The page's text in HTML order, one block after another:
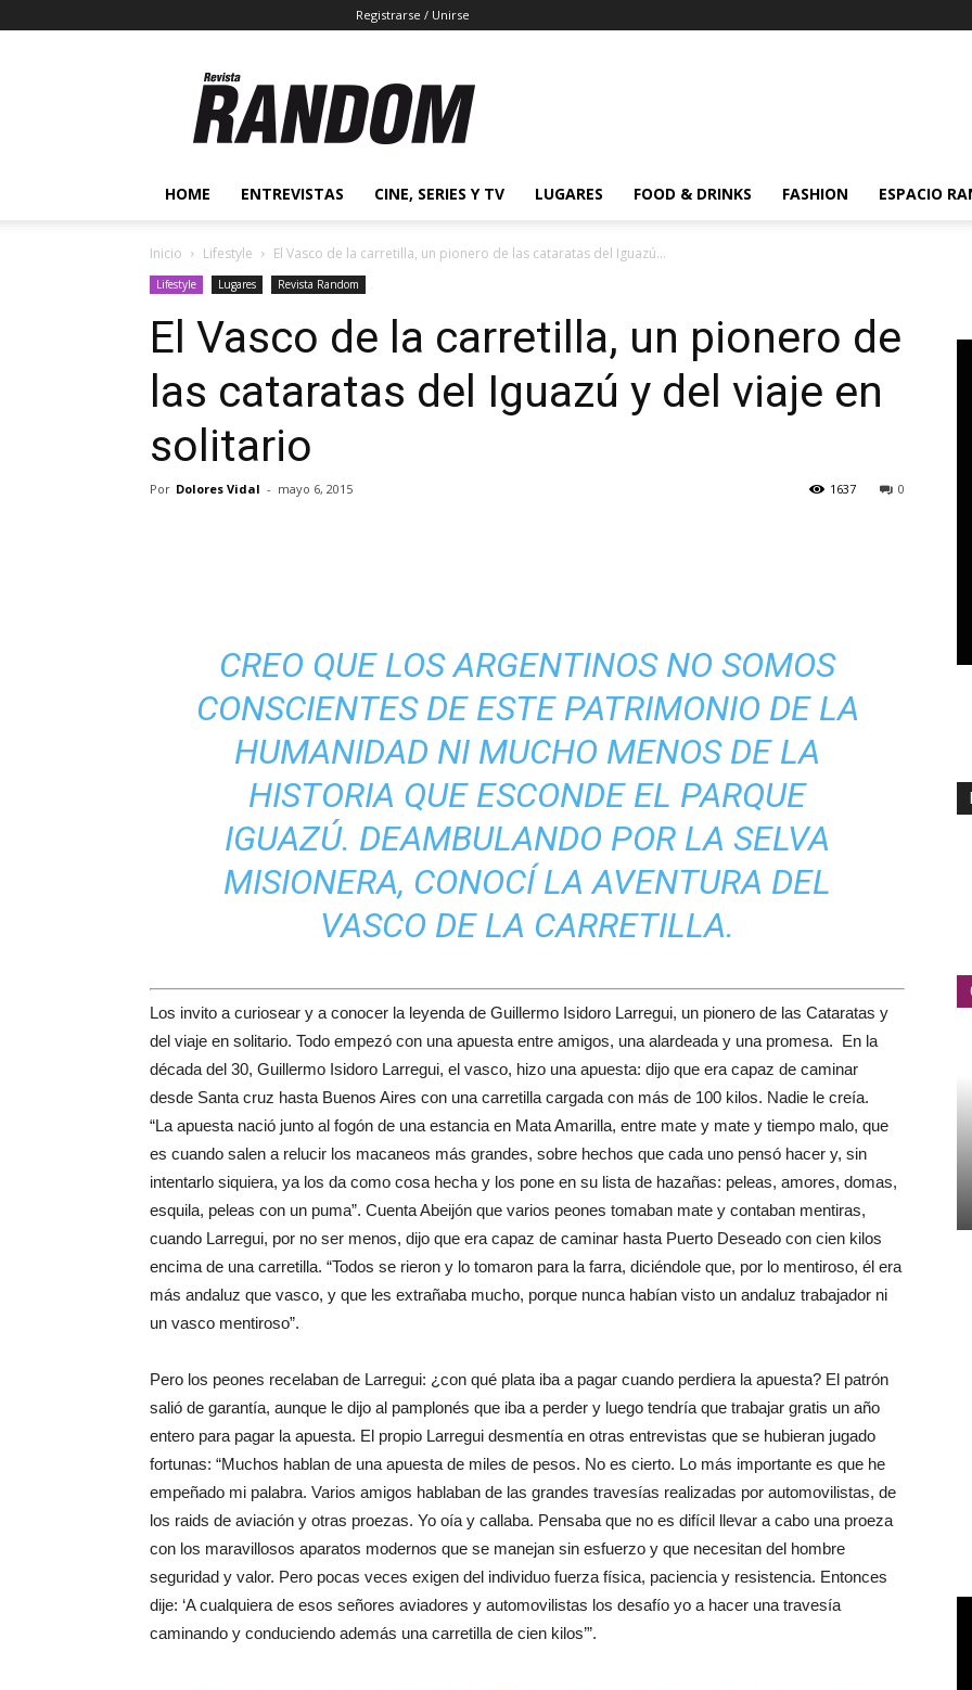
Registrarse / Unirse
Revista
Random
2.0
HOME ENTREVISTAS CINE, SERIES Y TV LUGARES FOOD & DRINKS FASHION ESPACIO
Inicio Lifestyle El Vasco de la carretilla, un pionero de las cataratas del Iguazú...
Lifestyle Lugares Revista Random
El Vasco de la carretilla, un pionero de
las cataratas del Iguazú y del viaje en
solitario
Por Dolores Vidal - mayo 6, 2015 0
1637
CREO QUE LOS ARGENTINOS NO SOMOS
CONSCIENTES DE ESTE PATRIMONIO DE LA
HUMANIDAD NI MUCHO MENOS DE LA
HISTORIA QUE ESCONDE EL PARQUE
IGUAZÚ. DEAMBULANDO POR LA SELVA
MISIONERA, CONOCÍ LA AVENTURA DEL
VASCO DE LA CARRETILLA.
Los invito a curiosear y a conocer la leyenda de Guillermo Isidoro Larregui, un pionero de las Cataratas y
del viaje en solitario. Todo empezó con una apuesta entre amigos, una alardeada y una promesa. En la
década del 30, Guillermo Isidoro Larregui, el vasco, hizo una apuesta: dijo que era capaz de caminar
desde Santa cruz hasta Buenos Aires con una carretilla cargada con más de 100 kilos. Nadie le creía.
“La apuesta nació junto al fogón de una estancia en Mata Amarilla, entre mate y mate y tiempo malo, que
es cuando salen a relucir los macaneos más grandes, sobre hechos que cada uno pensó hacer y, sin
intentarlo siquiera, ya los da como cosa hecha y los pone en su lista de hazañas: peleas, amores, domas,
esquila, peleas con un puma”. Cuenta Abeijón que varios peones tomaban mate y contaban mentiras,
cuando Larregui, por no ser menos, dijo que era capaz de caminar hasta Puerto Deseado con cien kilos
encima de una carretilla. “Todos se rieron y lo tomaron para la farra, diciéndole que, por lo mentiroso, él era
más andaluz que vasco, y que les extrañaba mucho, porque nunca habían visto un andaluz trabajador ni
un vasco mentiroso”.
Pero los peones recelaban de Larregui: ¿con qué plata iba a pagar cuando perdiera la apuesta? El patrón
salió de garantía, aunque le dijo al pamplonés que iba a perder y luego tendría que trabajar gratis un año
entero para pagar la apuesta. El propio Larregui desmentía en otras entrevistas que se hubieran jugado
fortunas: “Muchos hablan de una apuesta de miles de pesos. No es cierto. Lo más importante es que he
empeñado mi palabra. Varios amigos hablaban de las grandes travesías realizadas por automovilistas, de
los raids de aviación y otras proezas. Yo oía y callaba. Pensaba que no es difícil llevar a cabo una proeza
con los maravillosos aparatos modernos que se manejan sin esfuerzo y que necesitan del hombre
seguridad y valor. Pero pocas veces exigen del individuo fuerza física, paciencia y resistencia. Entonces
dije: ‘A cualquiera de esos señores aviadores y automovilistas los desafío yo a hacer una travesía
caminando y conduciendo además una carretilla de cien kilos’”.